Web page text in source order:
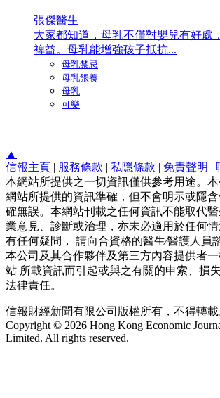
張傑醫生
大家都知道，母乳不僅對嬰兒有好處
裨益。母乳能增強孩子抵抗...
母乳禁忌
母乳餵養
母乳
可樂
▲
信報主頁 | 服務條款 | 私隱條款 | 免責聲明 |
本網站所提供之一切資訊僅供參考用途。
網站所提供的資訊準確，但不會明示或隱
確無誤。本網站刊載之任何資訊不能取代醫
業意見、診斷或治理，亦未必適用於任何
有任何疑問， 請向合資格的醫生∕醫護人員
本公司及其合作夥伴及第三方內容提供者
站 所載資訊而引起或與之有關的申索、損
法律責任。
信報財經新聞有限公司版權所有，不得轉載
Copyright © 2026 Hong Kong Economic
Limited. All rights reserved.